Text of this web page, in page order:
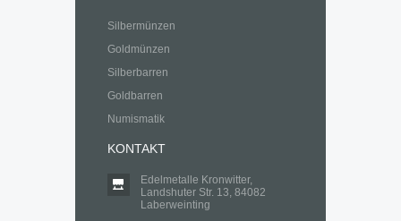
Silbermünzen
Goldmünzen
Silberbarren
Goldbarren
Numismatik
KONTAKT
Edelmetalle Kronwitter,
Landshuter Str. 13, 84082
Laberweinting